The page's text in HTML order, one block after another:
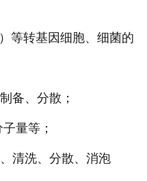
等转基因细胞、细菌的
备、分散；
量等；
清洗、分散、消泡